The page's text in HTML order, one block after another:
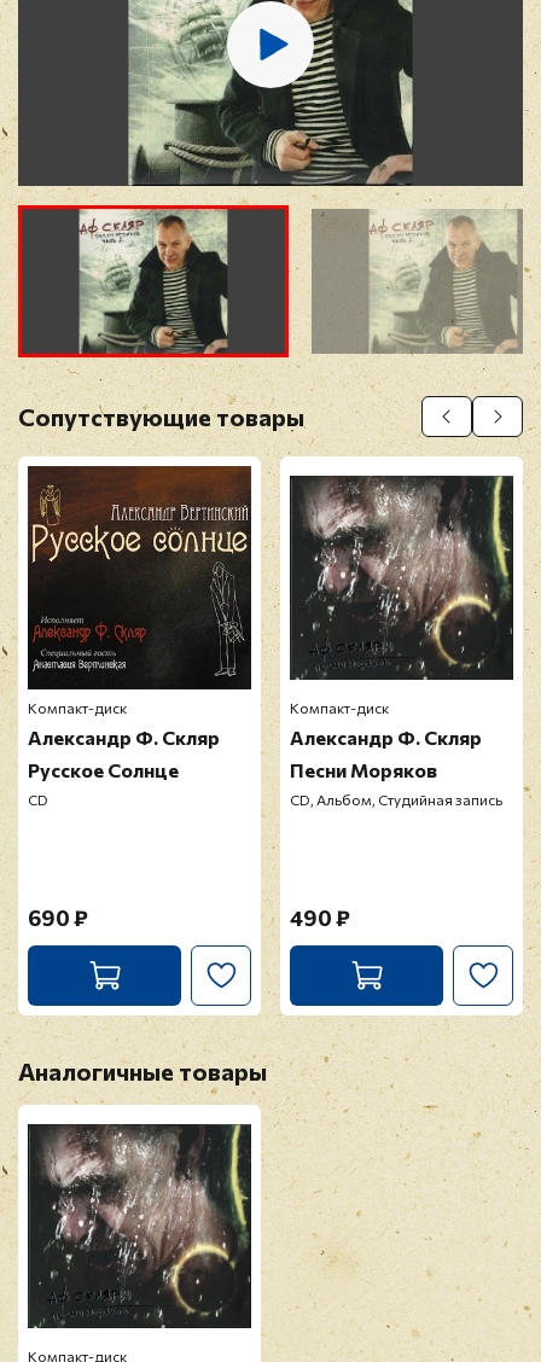
Прикрепить фото
Оставить отзыв
Перед публикацией отзывы проходят
модерацию
Сопутствующие товары
Компакт-диск
Александр Ф. Скляр
Русское Солнце
CD
690 ₽
Компакт-диск
Александр Ф. Скляр
Песни Моряков
CD, Альбом, Студийная запись
490 ₽
Аналогичные товары
Компакт-диск